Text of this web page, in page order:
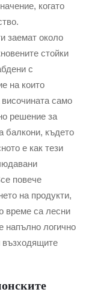
когато
заемат около
стойки
с
на които
само
решение за
балкони, където
е как тези
повече
на продукти,
време са лесни
напълно логично
възходящите